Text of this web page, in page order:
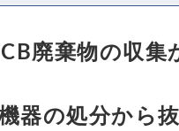
廃棄物の収集
器の処分から